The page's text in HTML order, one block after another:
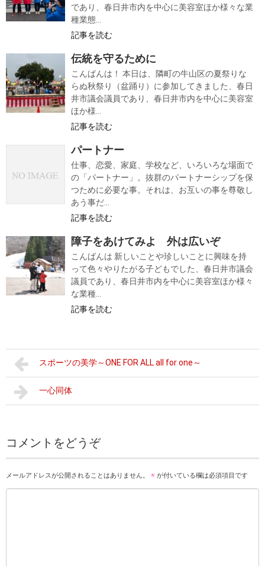
であり、春日井市内を中心に美容室ほか様々な業
種業態...
記事を読む
伝統を守るために
こんばんは！ 本日は、隣町の牛山区の夏祭りな
らぬ秋祭り（盆踊り）に参加してきました、春日
井市議会議員であり、春日井市内を中心に美容室
ほか様...
記事を読む
パートナー
仕事、恋愛、家庭、学校など、いろいろな場面で
の「パートナー」。抜群のパートナーシップを保
つために必要な事。それは、お互いの事を尊敬し
あう事だ...
記事を読む
障子をあけてみよ 外は広いぞ
こんばんは 新しいことや珍しいことに興味を持
って色々やりたがる子どもでした、春日井市議会
議員であり、春日井市内を中心に美容室ほか様々
な業種...
記事を読む
スポーツの美学～ONE FOR ALL all for one～
一心同体
コメントをどうぞ
メールアドレスが公開されることはありません。 ※ が付いている欄は必須項目です